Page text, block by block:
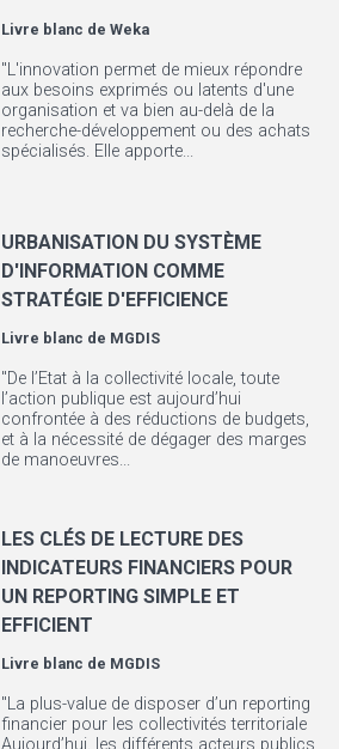
Livre blanc deWeka
"L'innovation permet de mieux répondre
aux besoins exprimés ou latents d'une
organisation et va bien au-delà de la
recherche-développement ou des achats
spécialisés. Elle apporte...
URBANISATION DU SYSTÈME
D'INFORMATION COMME
STRATÉGIE D'EFFICIENCE
Livre blanc de MGDIS
"De l’Etat à la collectivité locale, toute
l’action publique est aujourd’hui
confrontée à des réductions de budgets,
et à la nécessité de dégager des marges
de manoeuvres...
LES CLÉS DE LECTURE DES
INDICATEURS FINANCIERS POUR
UN REPORTING SIMPLE ET
EFFICIENT
Livre blanc de MGDIS
"La plus-value de disposer d’un reporting
financier pour les collectivités territoriale